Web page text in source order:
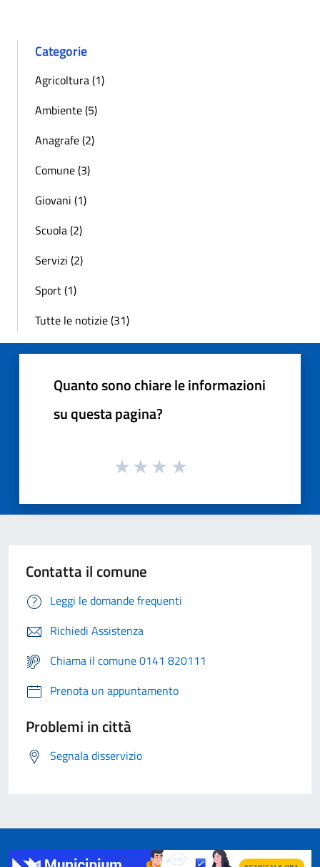
Categorie
Agricoltura (1)
Ambiente (5)
Anagrafe (2)
Comune (3)
Giovani (1)
Scuola (2)
Servizi (2)
Sport (1)
Tutte le notizie (31)
Quanto sono chiare le informazioni
su questa pagina?
Contatta il comune
Leggi le domande frequenti
Richiedi Assistenza
Chiama il comune 0141 820111
Prenota un appuntamento
Problemi in città
Segnala disservizio